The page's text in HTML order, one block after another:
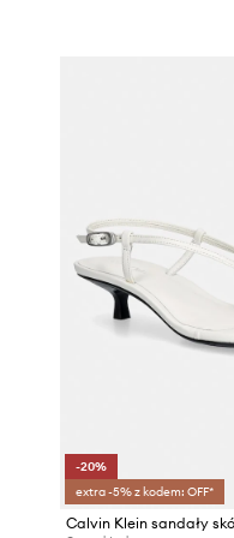
-20%
extra -5% z kodem: OFF*